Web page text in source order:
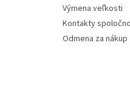
Výmena veľkosti
Kontakty
Odmena za nákup